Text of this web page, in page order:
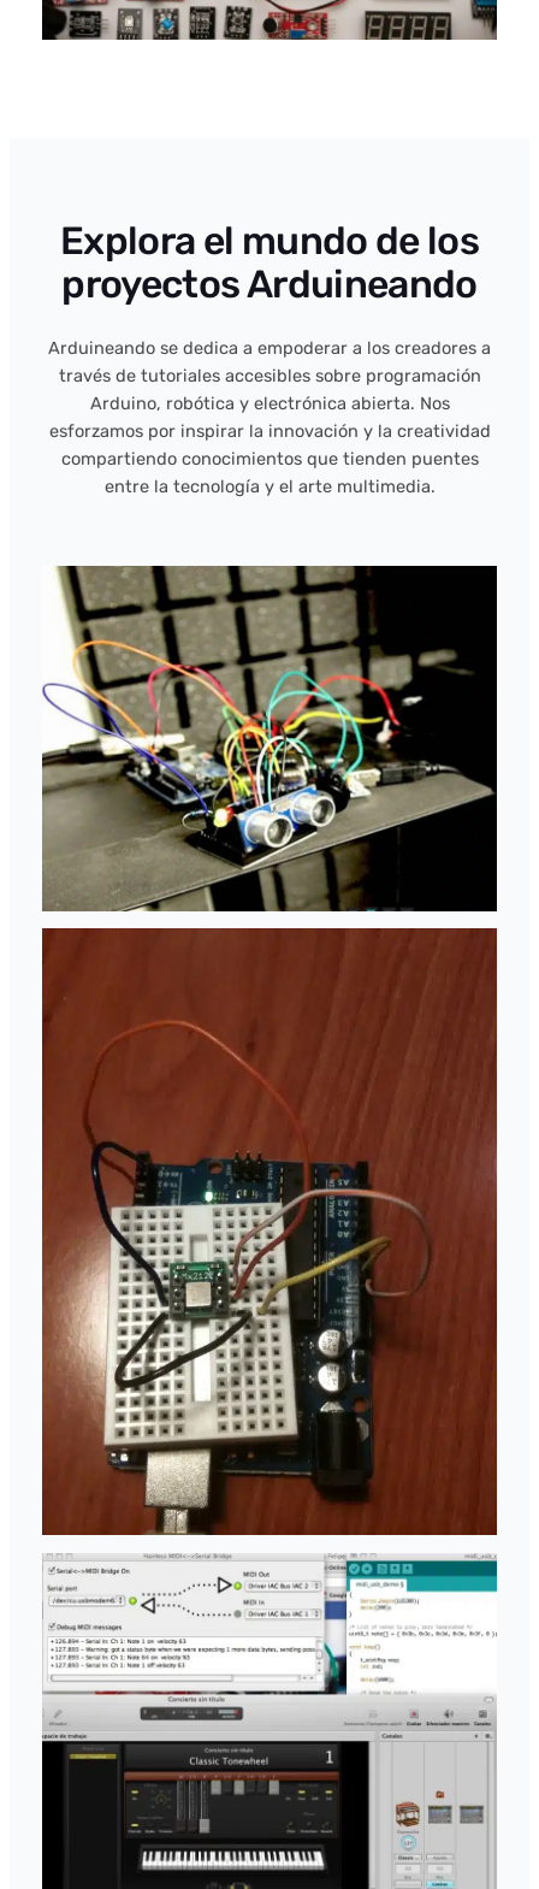
Explora el mundo de los
proyectos Arduineando
Arduineando se dedica a empoderar a los creadores a
través de tutoriales accesibles sobre programación
Arduino, robótica y electrónica abierta. Nos
esforzamos por inspirar la innovación y la creatividad
compartiendo conocimientos que tienden puentes
entre la tecnología y el arte multimedia.